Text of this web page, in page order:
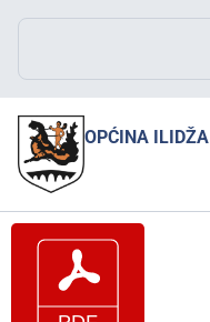
OPĆINA ILIDŽA